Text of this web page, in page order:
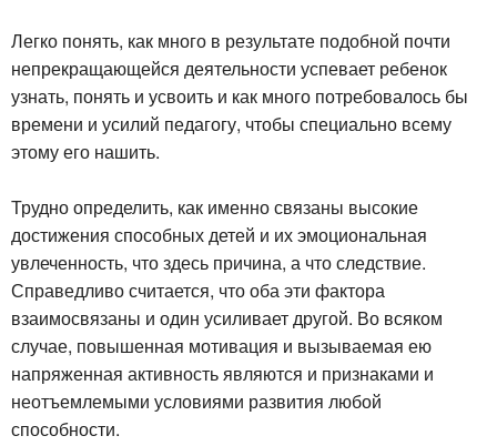
Легко понять, как много в результате подобной почти
непрекращающейся деятельности успевает ребенок
узнать, понять и усвоить и как много потребовалось бы
времени и усилий педагогу, чтобы специально всему
этому его нашить.
Трудно определить, как именно связаны высокие
достижения способных детей и их эмоциональная
увлеченность, что здесь причина, а что следствие.
Справедливо считается, что оба эти фактора
взаимосвязаны и один усиливает другой. Во всяком
случае, повышенная мотивация и вызываемая ею
напряженная активность являются и признаками и
неотъемлемыми условиями развития любой
способности.